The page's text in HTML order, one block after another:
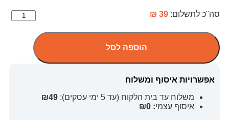
סה"כ לתשלום: 39 ₪
הוספה לסל
אפשרויות איסוף ומשלוח
משלוח עד בית הלקוח (עד 5 ימי עסקים):
איסוף עצמי: ₪0